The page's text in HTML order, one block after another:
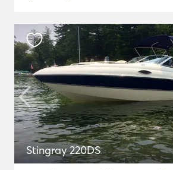
Stingray 220DS